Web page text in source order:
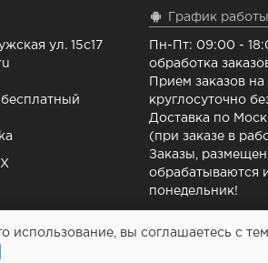
ул. 15с17
График
Пн-Пт: 09:00 -
обработка
Прием заказов на
круглосуточно
Доставка по
(при заказе в
Заказы,
обрабатываются
понедельник!
все для ремонта принтеров -
вы соглашаетесь с